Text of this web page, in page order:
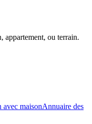
appartement, ou terrain.
avec maisonAnnuaire des